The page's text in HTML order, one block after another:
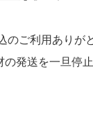
のご利用ありが
の発送を一旦停